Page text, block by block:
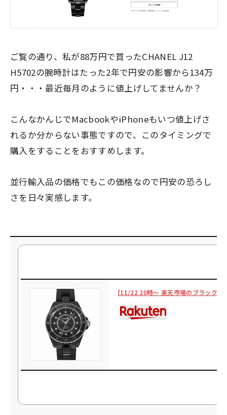
ご覧の通り、私が88万円で買ったCHANEL J12
H5702の腕時計はたった2年で円安の影響から134万
円・・・最近毎月のように値上げしてませんか？
こんなかんじでMacbookやiPhoneもいつ値上げさ
れるか分からない事態ですので、このタイミングで
購入をすることをおすすめします。
並行輸入品の価格でもこの価格なので円安の恐ろし
さを日々実感します。
[11/22 20時〜 楽天市場のブラックフ